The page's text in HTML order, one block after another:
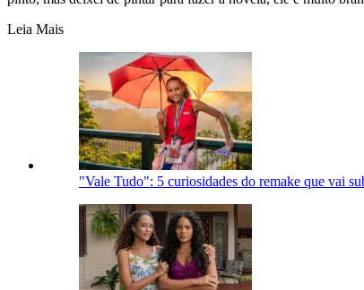
Leia Mais
"Vale Tudo": 5 curiosidades do remake que vai